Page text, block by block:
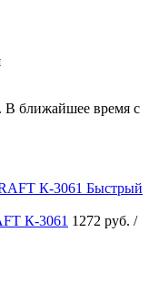
В ближайшее время с
Быстрый
К-3061 1272 руб. /